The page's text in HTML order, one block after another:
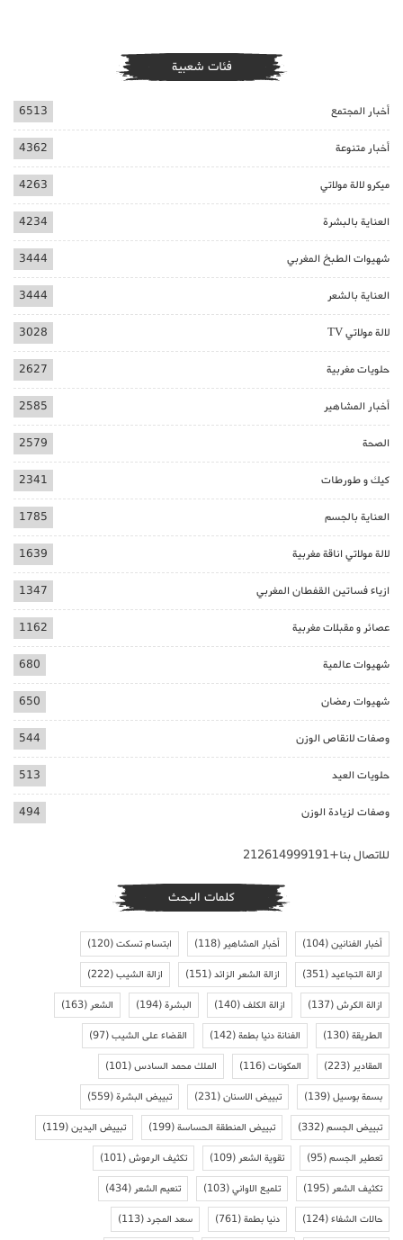
فئات شعبية
أخبار المجتمع 6513
أخبار متنوعة 4362
ميكرو لالة مولاتي 4263
العناية بالبشرة 4234
شهيوات الطبخ المغربي 3444
العناية بالشعر 3444
لالة مولاتي TV 3028
حلويات مغربية 2627
أخبار المشاهير 2585
الصحة 2579
كيك و طورطات 2341
العناية بالجسم 1785
لالة مولاتي اناقة مغربية 1639
ازياء فساتين القفطان المغربي 1347
عصائر و مقبلات مغربية 1162
شهيوات عالمية 680
شهيوات رمضان 650
وصفات لانقاص الوزن 544
حلويات العيد 513
وصفات لزيادة الوزن 494
للاتصال بنا+212614999191
كلمات البحث
أخبار الفنانين(104) أخبار المشاهير(118) ابتسام تسكت(120)
ازالة التجاعيد(351) ازالة الشعر الزائد(151) ازالة الشيب(222)
ازالة الكرش(137) ازالة الكلف(140) البشرة(194) الشعر(163)
الطريقة(130) الفنانة دنيا بطمة(142) القضاء على الشيب(97)
المقادير(223) المكونات(116) الملك محمد السادس(101)
بسمة بوسيل(139) تبييض الاسنان(231) تبييض البشرة(559)
تبييض الجسم(332) تبييض المنطقة الحساسة(199) تبييض اليدين(119)
تعطير الجسم(95) تقوية الشعر(109) تكثيف الرموش(101)
تكثيف الشعر(195) تلميع الاواني(103) تنعيم الشعر(434)
حالات الشفاء(124) دنيا بطمة(761) سعد المجرد(113)